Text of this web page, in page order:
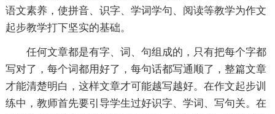
语文素养，使拼音、识字、学词学句、阅读等教学为作文
起步教学打下坚实的基础。
任何文章都是有字、词、句组成的，只有把每个字都
写对了，每个词都用好了，每句话都写通顺了，整篇文章
才能清楚明白，这样文章才可能越写越好。在作文起步训
练中，教师首先要引导学生过好识字、学词、写句关。在